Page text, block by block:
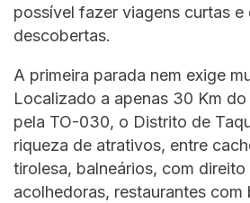
possível fazer viagens curtas e
descobertas.
A primeira parada nem exige
Localizado a apenas 30 Km
pela TO-030, o Distrito de
riqueza de atrativos, entre
tirolesa, balneários, com
acolhedoras, restaurantes com